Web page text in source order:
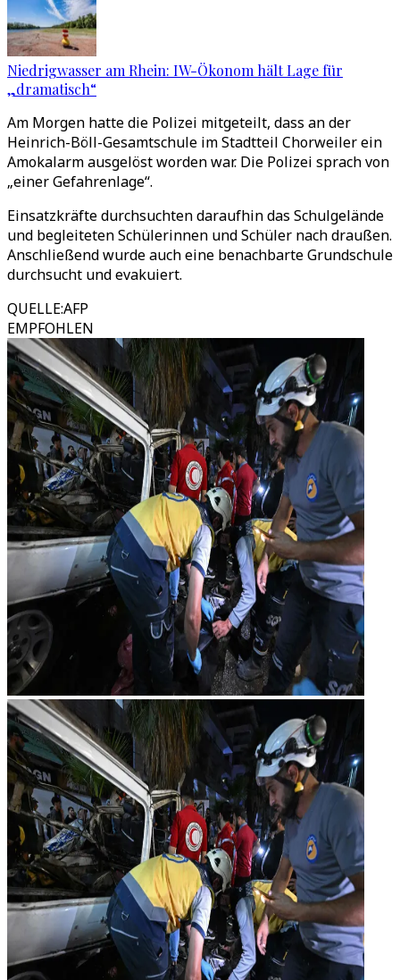
Niedrigwasser am Rhein: IW-Ökonom hält Lage für
„dramatisch“
Am Morgen hatte die Polizei mitgeteilt, dass an der
Heinrich-Böll-Gesamtschule im Stadtteil Chorweiler ein
Amokalarm ausgelöst worden war. Die Polizei sprach von
„einer Gefahrenlage“.
Einsatzkräfte durchsuchten daraufhin das Schulgelände
und begleiteten Schülerinnen und Schüler nach draußen.
Anschließend wurde auch eine benachbarte Grundschule
durchsucht und evakuiert.
QUELLE:AFP
EMPFOHLEN